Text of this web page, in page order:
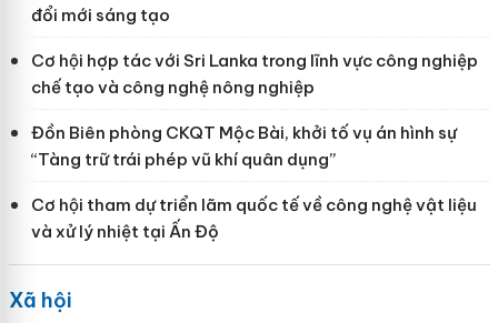
đổi mới sáng tạo
Cơ hội hợp tác với Sri Lanka trong lĩnh vực công nghiệp
chế tạo và công nghệ nông nghiệp
Đồn Biên phòng CKQT Mộc Bài, khởi tố vụ án hình sự
“Tàng trữ trái phép vũ khí quân dụng”
Cơ hội tham dự triển lãm quốc tế về công nghệ vật liệu
và xử lý nhiệt tại Ấn Độ
Xã hội